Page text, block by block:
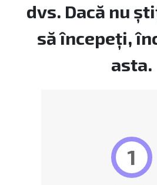
dvs. Dacă nu
să începeți,
asta.
1